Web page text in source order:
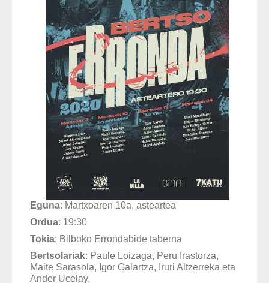
HARREMANETARAKO
Eguna: Martxoaren 10a, asteartea
Ordua: 19:30
Tokia: Bilboko Errondabide taberna
Bertsolariak: Paule Loizaga, Peru Irastorza,
Maite Sarasola, Igor Galartza, Iruri Altzerreka eta
Ander Ucelay.